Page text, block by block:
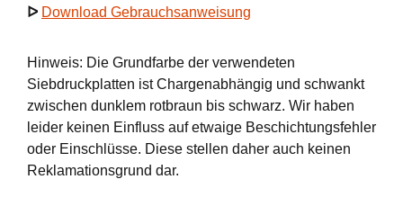
ᐅ Download Gebrauchsanweisung
Hinweis: Die Grundfarbe der verwendeten
Siebdruckplatten ist Chargenabhängig und schwankt
zwischen dunklem rotbraun bis schwarz. Wir haben
leider keinen Einfluss auf etwaige Beschichtungsfehler
oder Einschlüsse. Diese stellen daher auch keinen
Reklamationsgrund dar.